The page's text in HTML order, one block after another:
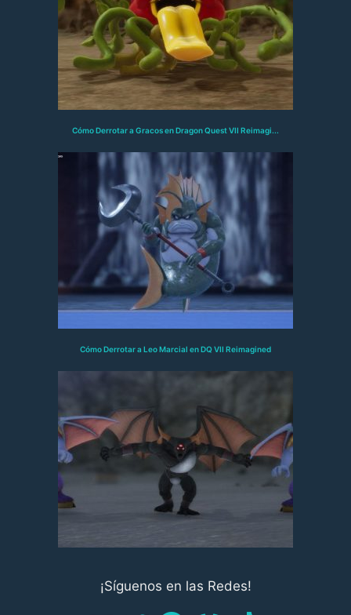
Cómo Derrotar a Gracos en Dragon Quest VII Reimagi...
Cómo Derrotar a Leo Marcial en DQ VII Reimagined
¡Síguenos en las Redes!